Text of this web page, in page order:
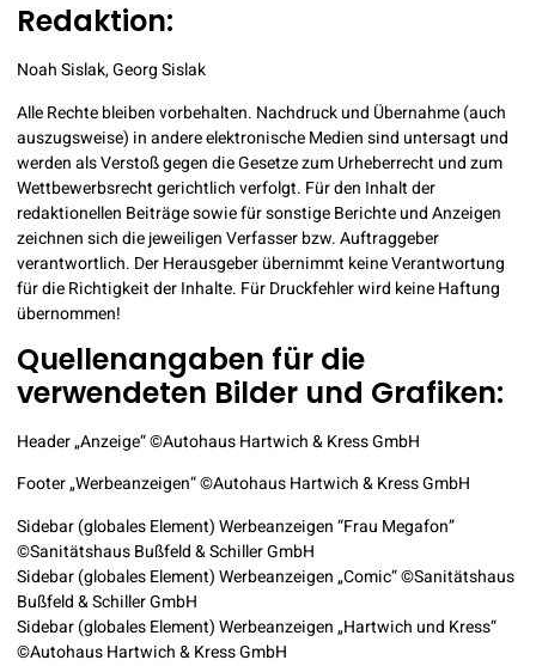
Redaktion:
Noah Sislak, Georg Sislak
Alle Rechte bleiben vorbehalten. Nachdruck und Übernahme (auch
auszugsweise) in andere elektronische Medien sind untersagt und
werden als Verstoß gegen die Gesetze zum Urheberrecht und zum
Wettbewerbsrecht gerichtlich verfolgt. Für den Inhalt der
redaktionellen Beiträge sowie für sonstige Berichte und Anzeigen
zeichnen sich die jeweiligen Verfasser bzw. Auftraggeber
verantwortlich. Der Herausgeber übernimmt keine Verantwortung
für die Richtigkeit der Inhalte. Für Druckfehler wird keine Haftung
übernommen!
Quellenangaben für die
verwendeten Bilder und Grafiken:
Header „Anzeige“ ©Autohaus Hartwich & Kress GmbH
Footer „Werbeanzeigen“ ©Autohaus Hartwich & Kress GmbH
Sidebar (globales Element) Werbeanzeigen “Frau Megafon”
©Sanitätshaus Bußfeld & Schiller GmbH
Sidebar (globales Element) Werbeanzeigen „Comic“ ©Sanitätshaus
Bußfeld & Schiller GmbH
Sidebar (globales Element) Werbeanzeigen „Hartwich und Kress“
©Autohaus Hartwich & Kress GmbH